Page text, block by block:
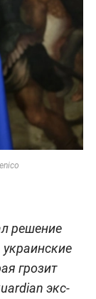
решение
грозит
экс-